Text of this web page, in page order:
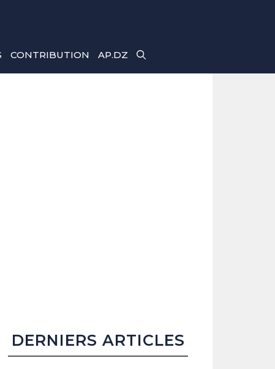
CONTRIBUTION AP.DZ
DERNIERS ARTICLES